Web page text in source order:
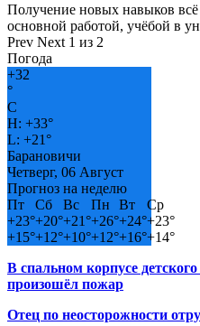
Получение новых навыков
основной работой, учёбой в
Prev Next 1 из 2
Погода
+32
°
C
H: +33°
L: +21°
Барановичи
Четверг, 06 Август
Прогноз на неделю
Пт
Сб Вс Пн Вт
Ср
+23°+20°+21°+26°+24°+23°
+15°+12°+10°+12°+16°+14°
В спальном корпусе
произошёл пожар
Отец по неосторожности